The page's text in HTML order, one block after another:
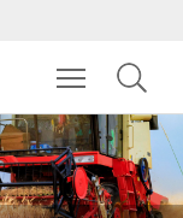
Toggle